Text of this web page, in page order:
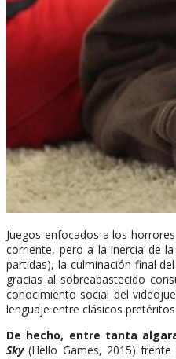
Juegos enfocados a los
corriente, pero a la inercia de
partidas), la culminación final
gracias al sobreabastecido
conocimiento social del
lenguaje entre clásicos
De hecho, entre tanta
Sky(Hello Games, 2015) frente